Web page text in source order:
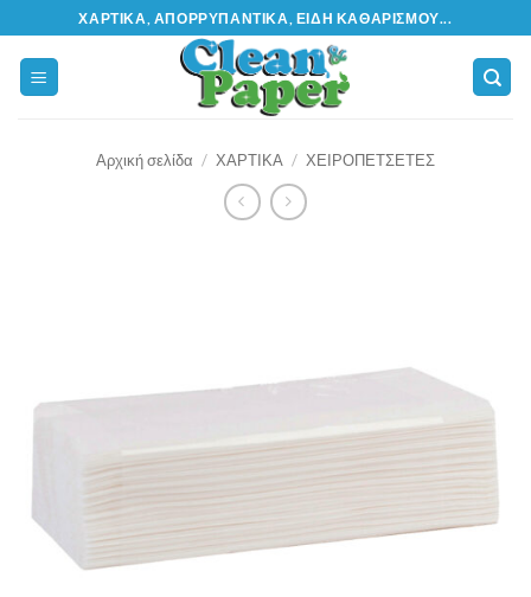
Μετάβαση
στο
περιεχόμενο
ΧΑΡΤΙΚΆ, ΑΠΟΡΡΥΠΑΝΤΙΚΆ, ΕΊΔΗ ΚΑΘΑΡΙΣΜΟΎ...
Αρχική σελίδα / ΧΑΡΤΙΚΑ / ΧΕΙΡΟΠΕΤΣΕΤΕΣ